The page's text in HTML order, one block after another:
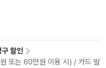
할인
또는 60만원 이용 시) / 카드 발